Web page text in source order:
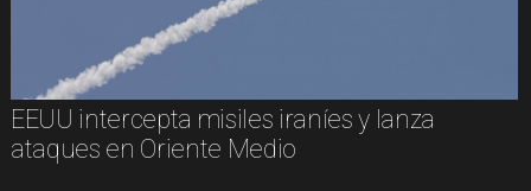
EEUU intercepta misiles iraníes y lanza
ataques en Oriente Medio